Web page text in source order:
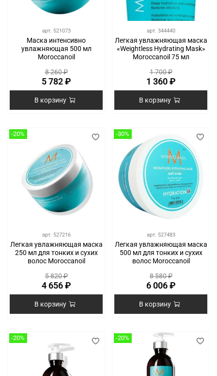
арт. 521073
Маска интенсивно
увлажняющая 500 мл
Moroccanoil
8 260 ₽
5 782 ₽
В корзину
арт. 344440
Легкая увлажняющая маска
«Weightless Hydrating Mask»
Moroccanoil 75 мл
1 700 ₽
1 360 ₽
В корзину
-20%
арт. 527216
Легкая увлажняющая маска
250 мл для тонких и сухих
волос Moroccanoil
5 820 ₽
4 656 ₽
В корзину
-30%
арт. 527483
Легкая увлажняющая маска
500 мл для тонких и сухих
волос Moroccanoil
8 580 ₽
6 006 ₽
В корзину
-20% -20%